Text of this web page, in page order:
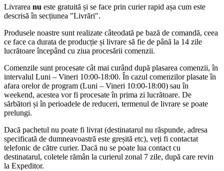
Livrarea nu este gratuită și se face prin curier rapid așa cum este
descrisă în secțiunea "Livrări".
Produsele noastre sunt realizate câteodată pe bază de comandă, ceea
ce face ca durata de producție și livrare să fie de până la 14 zile
lucrătoare începând cu ziua procesării comenzii.
Comenzile sunt procesate cât mai curând după plasarea comenzii, în
intervalul Luni – Vineri 10:00-18:00. În cazul comenzilor plasate în
afara orelor de program (Luni – Vineri 10:00-18:00) sau în
weekend, acestea vor fi procesate în prima zi lucrătoare. De
sărbători și în perioadele de reduceri, termenul de livrare se poate
prelungi.
Dacă pachetul nu poate fi livrat (destinatarul nu răspunde, adresa
specificată de dumneavoastră este greșită etc), veți fi contactat
telefonic de către curier. Dacă nu se poate lua contact cu
destinatarul, coletele rămân la curierul zonal 7 zile, după care revin
la Expeditor.